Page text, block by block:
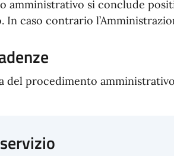
amministrativo si conclude
In caso contrario
del procedimento